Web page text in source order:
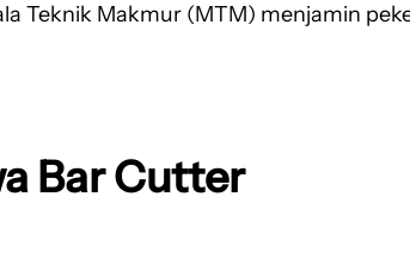
Teknik Makmur (MTM) menjamin
Bar Cutter